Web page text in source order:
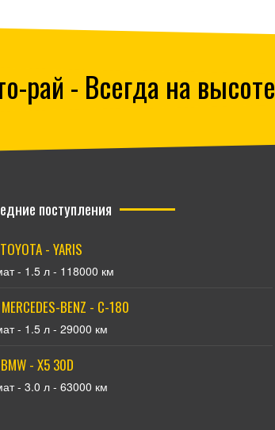
рай - Всегда на высоте
поступления
- YARIS
- 1.5 л - 118000 км
BENZ - С-180
- 1.5 л - 29000 км
- X5 30D
- 3.0 л - 63000 км